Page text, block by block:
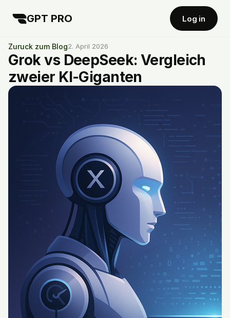
GPT PRO Log in
Zuruck zum Blog2. April 2026
Grok vs DeepSeek: Vergleich
zweier KI-Giganten